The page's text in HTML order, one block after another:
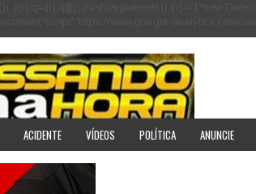
ACIDENTE VÍDEOS POLÍTICA ANUNCIE